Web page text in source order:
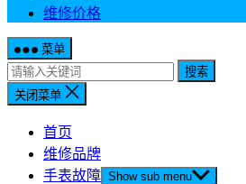
维修价格
菜单
搜索
关闭菜单
首页
维修品牌
手表故障 Show sub menu